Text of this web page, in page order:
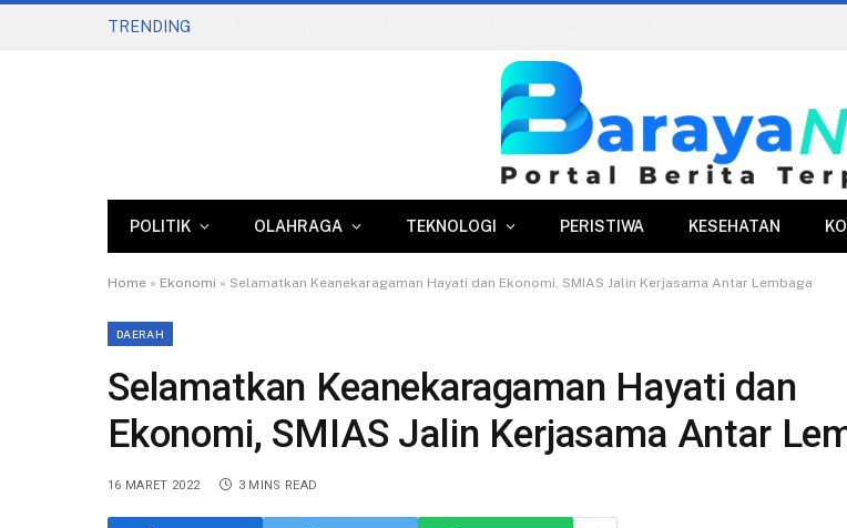
TRENDING
POLITIK OLAHRAGA TEKNOLOGI PERISTIWA KESEHATAN
Home » Ekonomi » Selamatkan Keanekaragaman Hayati dan Ekonomi, SMIAS Jalin Kerjasama Antar Lembaga
DAERAH
Selamatkan Keanekaragaman Hayati dan
Ekonomi, SMIAS Jalin Kerjasama Antar
16 MARET 2022 3 MINS READ